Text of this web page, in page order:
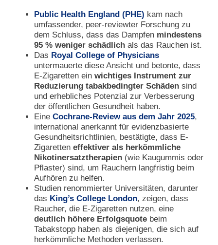
Public Health England (PHE) kam nach
umfassender, peer-reviewter Forschung zu
dem Schluss, dass das Dampfen mindestens
95 % weniger schädlich als das Rauchen ist.
Das Royal College of Physicians
untermauerte diese Ansicht und betonte, dass
E-Zigaretten ein wichtiges Instrument zur
Reduzierung tabakbedingter Schäden sind
und erhebliches Potenzial zur Verbesserung
der öffentlichen Gesundheit haben.
Eine Cochrane-Review aus dem Jahr 2025,
international anerkannt für evidenzbasierte
Gesundheitsrichtlinien, bestätigte, dass E-
Zigaretten effektiver als herkömmliche
Nikotinersatztherapien (wie Kaugummis oder
Pflaster) sind, um Rauchern langfristig beim
Aufhören zu helfen.
Studien renommierter Universitäten, darunter
das King’s College London, zeigen, dass
Raucher, die E-Zigaretten nutzen, eine
deutlich höhere Erfolgsquote beim
Tabakstopp haben als diejenigen, die sich auf
herkömmliche Methoden verlassen.